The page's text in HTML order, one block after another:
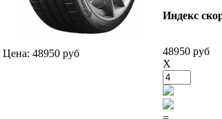
Цена: 48950 руб
Индекс
48950 руб
X